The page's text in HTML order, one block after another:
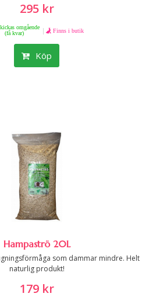
295 kr
omgående
(få kvar)
| Finns i butik
Köp
Hampaströ 20L
som dammar mindre. Helt
naturlig produkt!
179 kr